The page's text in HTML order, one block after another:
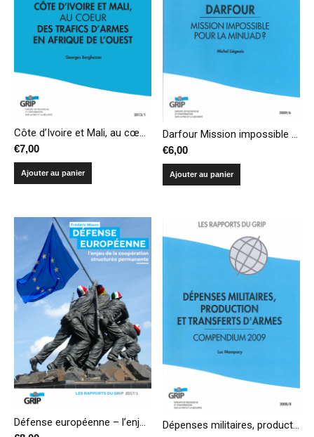
Côte d’Ivoire et Mali, au cœur des trafics d’armes en Afrique de l’Ouest
€7,00
Ajouter au panier
Darfour Mission impossible pour la MINUAD ?
€6,00
Ajouter au panier
Défense européenne – l’enjeu de la coopération structurée permanente Dépenses militaires, production et transferts d’armes – Compendium 2009